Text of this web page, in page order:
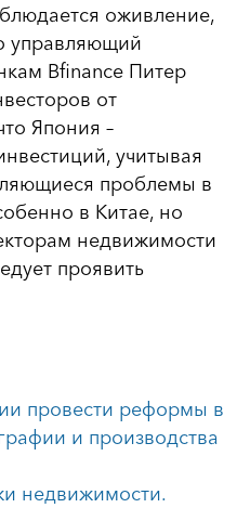
оживление,
управляющий
Bfinance Питер
от
Япония –
учитывая
проблемы в
в Китае, но
недвижимости
проявить
провести реформы в
и производства
недвижимости.